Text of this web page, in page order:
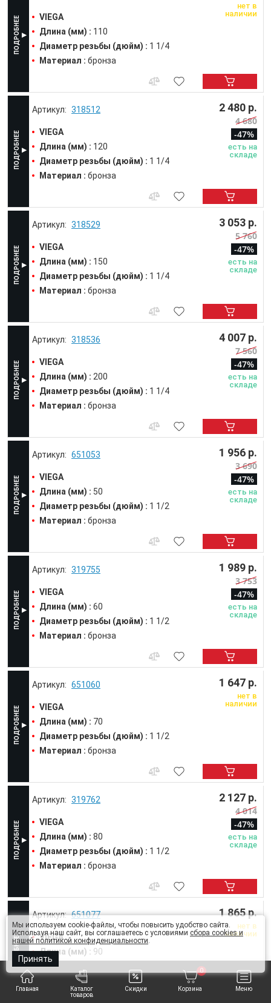
Главная
Каталог
товаров
Скидки Корзина
0
Меню
VIEGA
Длина (мм) : 110
Диаметр резьбы (дюйм) : 1 1/4
Материал : бронза
нет в
наличии
318512
VIEGA
Длина (мм) : 120
Диаметр резьбы (дюйм) : 1 1/4
Материал : бронза
2 480 р.
4 680
-47%
есть на
складе
318529
VIEGA
Длина (мм) : 150
Диаметр резьбы (дюйм) : 1 1/4
Материал : бронза
3 053 р.
5 760
-47%
есть на
складе
318536
VIEGA
Длина (мм) : 200
Диаметр резьбы (дюйм) : 1 1/4
Материал : бронза
4 007 р.
7 560
-47%
есть на
складе
651053
VIEGA
Длина (мм) : 50
Диаметр резьбы (дюйм) : 1 1/2
Материал : бронза
1 956 р.
3 690
-47%
есть на
складе
319755
VIEGA
Длина (мм) : 60
Диаметр резьбы (дюйм) : 1 1/2
Материал : бронза
1 989 р.
3 753
-47%
есть на
складе
651060
VIEGA
Длина (мм) : 70
Диаметр резьбы (дюйм) : 1 1/2
Материал : бронза
1 647 р.
нет в
наличии
319762
VIEGA
Длина (мм) : 80
Диаметр резьбы (дюйм) : 1 1/2
Материал : бронза
2 127 р.
4 014
-47%
есть на
складе
651077
VIEGA
Длина (мм) : 90
Диаметр резьбы (дюйм) :
Материал :
1 865 р.
нет в
наличии
Мы используем cookie-файлы, чтобы повысить удобство сайта.
Используя наш сайт, вы соглашаетесь с условиями сбора cookies и
нашей политикой конфиденциальности.
Принять